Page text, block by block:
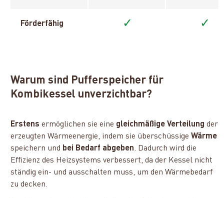
Förderfähig ✓ ✓
Warum sind Pufferspeicher für
Kombikessel unverzichtbar?
Erstens ermöglichen sie eine gleichmäßige Verteilung der
erzeugten Wärmeenergie, indem sie überschüssigeWärme
speichern und bei Bedarf abgeben. Dadurch wird die
Effizienz des Heizsystems verbessert, da der Kessel nicht
ständig ein- und ausschalten muss, um den Wärmebedarf
zu decken.